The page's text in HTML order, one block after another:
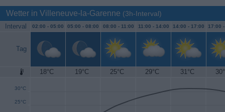
Wetter in Villeneuve-la-Garenne (3h-Interval)
Interval 02:00 - 05:00 05:00 - 08:00 08:00 - 11:00 11:00 - 14:00 14:00 - 17:00 17:00
Tag
18°C 19°C 25°C 29°C 31°C
25°C
30°C
35°C